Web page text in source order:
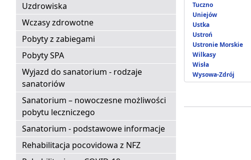
Uzdrowiska
Wczasy zdrowotne
Pobyty z zabiegami
Pobyty SPA
Wyjazd do sanatorium - rodzaje
sanatoriów
Sanatorium – nowoczesne możliwości
pobytu leczniczego
Sanatorium - podstawowe informacje
Rehabilitacja pocovidowa z NFZ
Tuczno
Uniejów
Ustka
Ustroń
Ustronie Morskie
Wilkasy
Wisła
Wysowa-Zdrój